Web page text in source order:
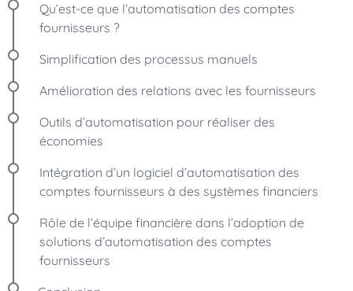
Qu’est-ce que l’automatisation des comptes
fournisseurs ?
Simplification des processus manuels
Amélioration des relations avec les fournisseurs
Outils d’automatisation pour réaliser des
économies
Intégration d’un logiciel d’automatisation des
comptes fournisseurs à des systèmes financiers
Rôle de l’équipe financière dans l’adoption de
solutions d’automatisation des comptes
fournisseurs